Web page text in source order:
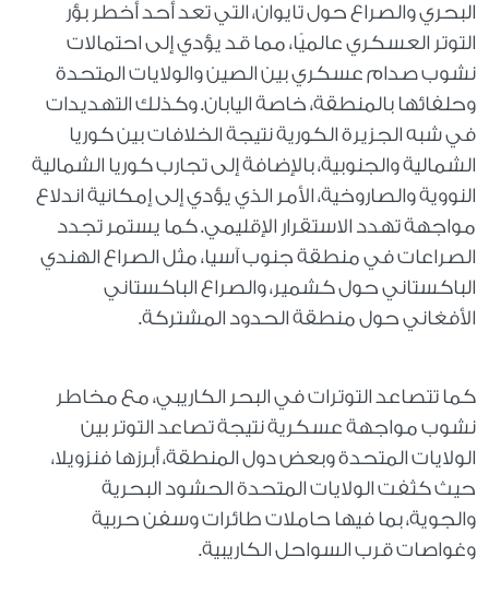
البحري والصراع حول تايوان، التي تعد أحد أخطر بؤر
التوتر العسكري عالميًا، مما قد يؤدي إلى احتمالات
نشوب صدام عسكري بين الصين والولايات المتحدة
وحلفائها بالمنطقة، خاصة اليابان. وكذلك التهديدات
في شبه الجزيرة الكورية نتيجة الخلافات بين كوريا
الشمالية والجنوبية، بالإضافة إلى تجارب كوريا الشمالية
النووية والصاروخية، الأمر الذي يؤدي إلى إمكانية اندلاع
مواجهة تهدد الاستقرار الإقليمي. كما يستمر تجدد
الصراعات في منطقة جنوب آسيا، مثل الصراع الهندي
الباكستاني حول كشمير، والصراع الباكستاني
الأفغاني حول منطقة الحدود المشتركة.
كما تتصاعد التوترات في البحر الكاريبي، مع مخاطر
نشوب مواجهة عسكرية نتيجة تصاعد التوتر بين
الولايات المتحدة وبعض دول المنطقة، أبرزها فنزويلا،
حيث كثفت الولايات المتحدة الحشود البحرية
والجوية، بما فيها حاملات طائرات وسفن حربية
وغواصات قرب السواحل الكاريبية.